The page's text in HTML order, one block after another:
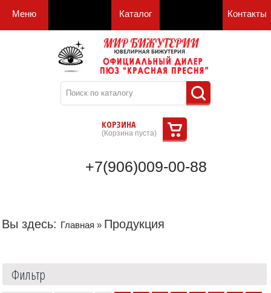
Меню Каталог Контакты
КОРЗИНА
(Корзина пуста)
+7(906)009-00-88
Вы здесь: Главная » Продукция
Фильтр